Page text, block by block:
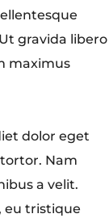
gravida libero
maximus
dolor eget
Nam
a velit.
eu tristique